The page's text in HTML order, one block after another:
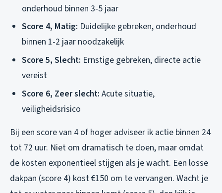
onderhoud binnen 3-5 jaar
Score 4, Matig: Duidelijke gebreken, onderhoud
binnen 1-2 jaar noodzakelijk
Score 5, Slecht: Ernstige gebreken, directe actie
vereist
Score 6, Zeer slecht: Acute situatie,
veiligheidsrisico
Bij een score van 4 of hoger adviseer ik actie binnen 24
tot 72 uur. Niet om dramatisch te doen, maar omdat
de kosten exponentieel stijgen als je wacht. Een losse
dakpan (score 4) kost €150 om te vervangen. Wacht je